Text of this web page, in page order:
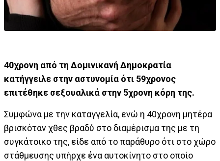
40χρονη από τη Δομινικανή Δημοκρατία
κατήγγειλε στην αστυνομία ότι 59χρονος
επιτέθηκε σεξουαλικά στην 5χρονη κόρη της.
Συμφώνα με την καταγγελία, ενώ η 40χρονη μητέρα
βρισκόταν χθες βραδύ στο διαμέρισμα της με τη
συγκάτοικο της, είδε από το παράθυρο ότι στο χώρο
στάθμευσης υπήρχε ένα αυτοκίνητο στο οποίο